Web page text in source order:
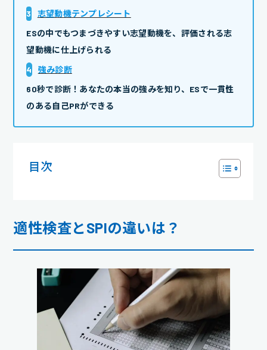
3
志望動機テンプレシート
ESの中でもつまづきやすい志望動機を、評価される志
望動機に仕上げられる
4
強み診断
60秒で診断！あなたの本当の強みを知り、ESで一貫性
のある自己PRができる
目次
適性検査とSPIの違いは？